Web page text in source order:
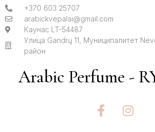
+370 603 25707
arabickvepalai@gmail.com
Каунас LT-54487
Улица Gandrų 11, Муниципалитет
район
Arabic Perfume -
F
a
I
n